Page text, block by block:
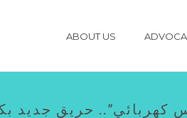
ABOUT US
كهربائي”.. حريق جديد